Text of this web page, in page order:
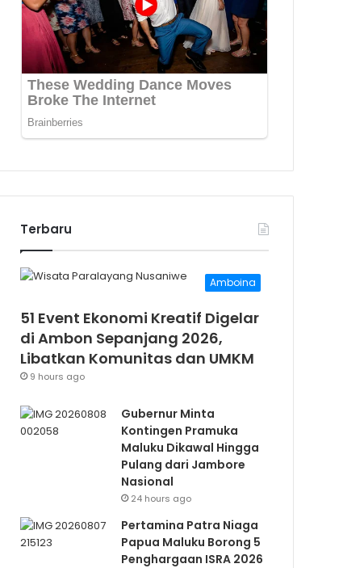
Terbaru
Amboina
51 Event Ekonomi Kreatif Digelar
di Ambon Sepanjang 2026,
Libatkan Komunitas dan UMKM
9 hours ago
Gubernur Minta
Kontingen Pramuka
Maluku Dikawal Hingga
Pulang dari Jambore
Nasional
24 hours ago
Pertamina Patra Niaga
Papua Maluku Borong 5
Penghargaan ISRA 2026